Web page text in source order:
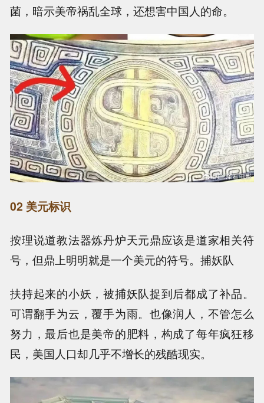
菌，暗示美帝祸乱全球，还想害中国人的命。
02 美元标识
按理说道教法器炼丹炉天元鼎应该是道家相关符
号，但鼎上明明就是一个美元的符号。捕妖队
扶持起来的小妖，被捕妖队捉到后都成了补品。
可谓翻手为云，覆手为雨。也像润人，不管怎么
努力，最后也是美帝的肥料，构成了每年疯狂移
民，美国人口却几乎不增长的残酷现实。